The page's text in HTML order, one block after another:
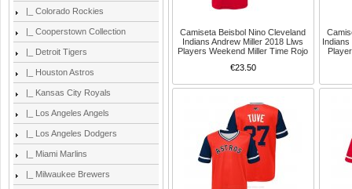
|_ Colorado Rockies
|_ Cooperstown Collection
|_ Detroit Tigers
|_ Houston Astros
|_ Kansas City Royals
|_ Los Angeles Angels
|_ Los Angeles Dodgers
|_ Miami Marlins
|_ Milwaukee Brewers
Camiseta Beisbol Nino Cleveland
Indians Andrew Miller 2018 Llws
Players Weekend Miller Time Rojo
€23.50